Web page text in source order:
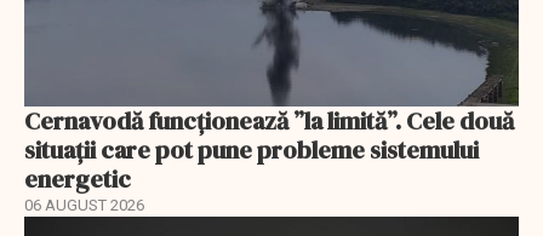
Cernavodă funcționează ”la limită”. Cele două
situații care pot pune probleme sistemului
energetic
06 AUGUST 2026